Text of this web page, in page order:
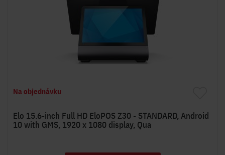
Na objednávku
Elo 15.6-inch Full HD EloPOS Z30 - STANDARD, Android
10 with GMS, 1920 x 1080 display, Qua